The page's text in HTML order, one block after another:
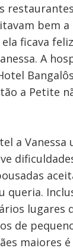
bem a
ficava
A
a Petite
a
queria.
lugares
de
maiores